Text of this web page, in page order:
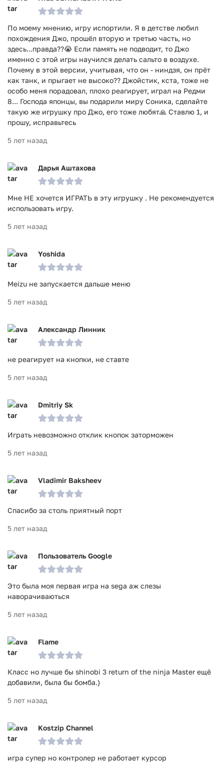
По моему мнению, игру испортили. Я в детстве любил
похождения Джо, прошёл вторую и третью часть, но
здесь...правда??😭 Если память не подводит, то Джо
именно с этой игры научился делать сальто в воздухе.
Почему в этой версии, учитывая, что он - ниндзя, он прёт
как танк, и прыгает не высоко?? Джойстик, кста, тоже не
особо меня порадовал, плохо реагирует, играл на Редми
8... Господа японцы, вы подарили миру Соника, сделайте
такую же игрушку про Джо, его тоже любят🙏 Ставлю 1, и
прошу, исправьтесь
5 лет назад
Дарья Аштахова
Мне НЕ хочется ИГРАТЬ в эту игрушку . Не рекомендуется
использовать игру.
5 лет назад
Yoshida
Meizu не запускается дальше меню
5 лет назад
Александр Линник
не реагирует на кнопки, не ставте
5 лет назад
Dmitriy Sk
Играть невозможно отклик кнопок заторможен
5 лет назад
Vladimir Baksheev
Спасибо за столь приятный порт
5 лет назад
Пользователь Google
Это была моя первая игра на sega аж слезы
наворачиваються
5 лет назад
Flame
Класс но лучше бы shinobi 3 return of the ninja Master ещё
добавили, была бы бомба.)
5 лет назад
Kostzip Channel
игра супер но контролер не работает курсор